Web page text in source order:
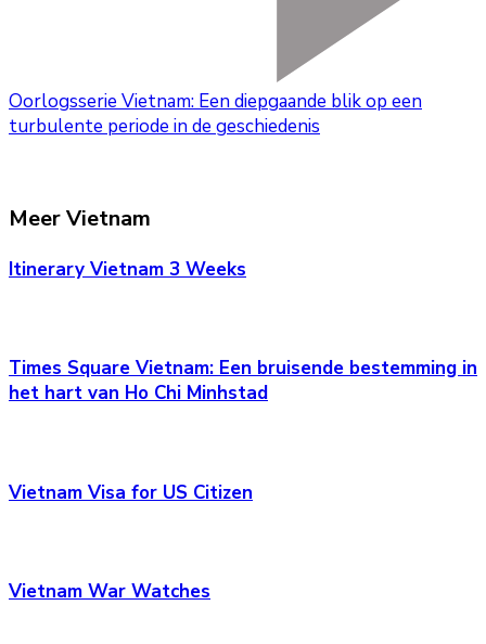
Oorlogsserie Vietnam: Een diepgaande blik op een
turbulente periode in de geschiedenis
Meer Vietnam
Itinerary Vietnam 3 Weeks
Times Square Vietnam: Een bruisende bestemming in
het hart van Ho Chi Minhstad
Vietnam Visa for US Citizen
Vietnam War Watches